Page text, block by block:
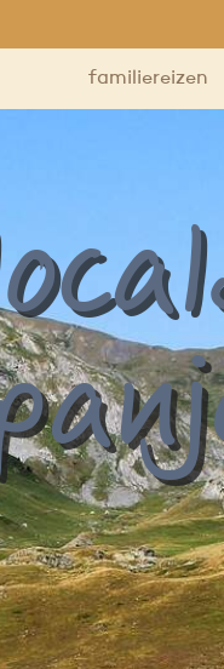
familiereizen